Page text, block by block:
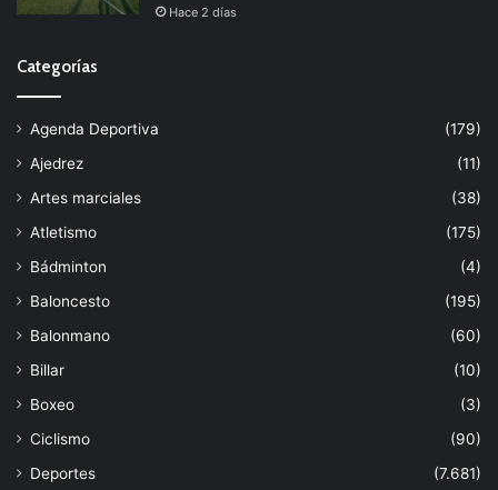
Hace 2 días
Categorías
Agenda Deportiva
(179)
Ajedrez
(11)
Artes marciales
(38)
Atletismo
(175)
Bádminton
(4)
Baloncesto
(195)
Balonmano
(60)
Billar
(10)
Boxeo
(3)
Ciclismo
(90)
Deportes
(7.681)